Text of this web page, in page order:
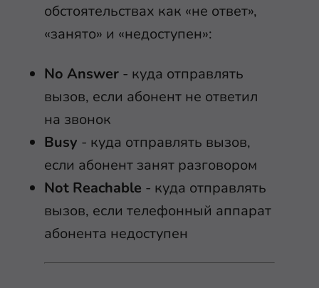
обстоятельствах как «не ответ»,
«занято» и «недоступен»:
No Answer - куда отправлять
вызов, если абонент не ответил
на звонок
Busy - куда отправлять вызов,
если абонент занят разговором
Not Reachable - куда отправлять
вызов, если телефонный аппарат
абонента недоступен